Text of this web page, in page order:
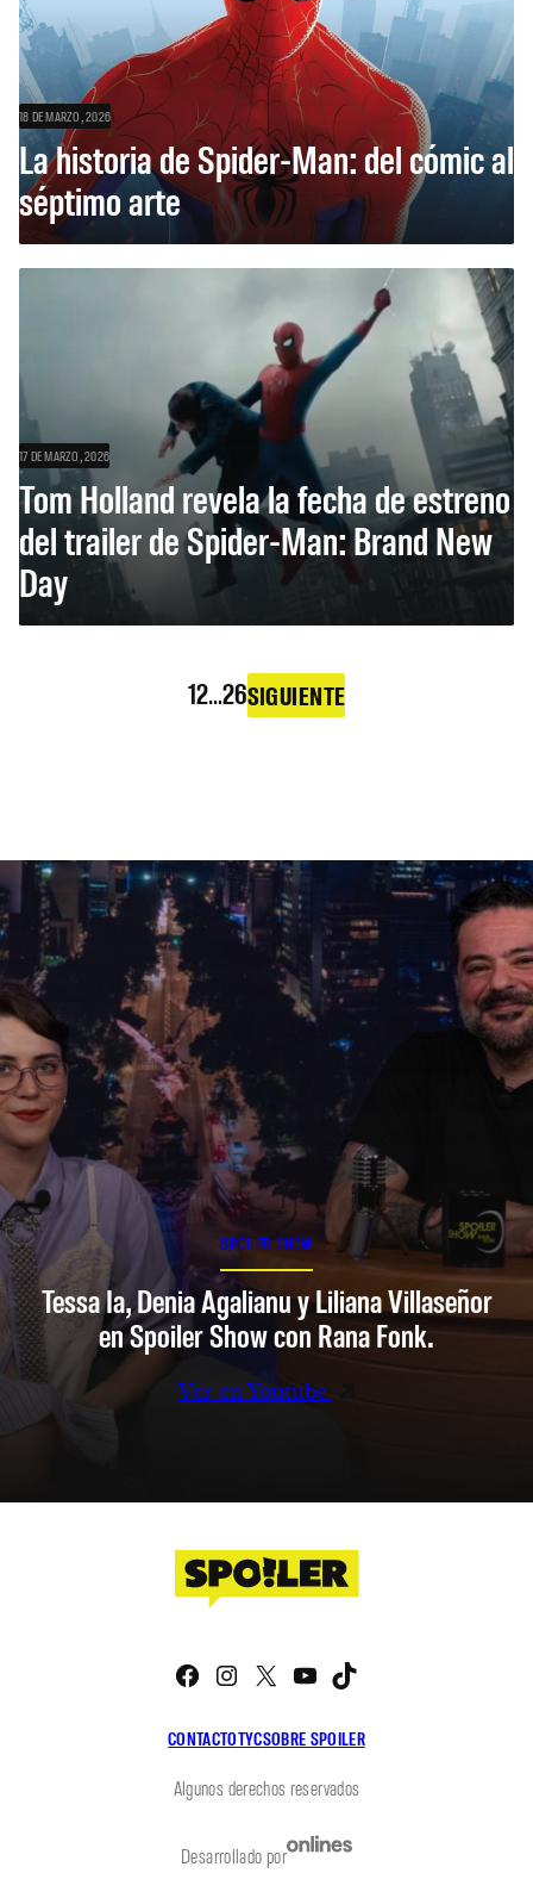
18 DE MARZO, 2026
La historia de Spider-Man: del cómic al
séptimo arte
17 DE MARZO, 2026
Tom Holland revela la fecha de estreno
del trailer de Spider-Man: Brand New
Day
12…26SIGUIENTE
SPOILER SHOW
Tessa Ia, Denia Agalianu y Liliana Villaseñor
en Spoiler Show con Rana Fonk.
Ver en Youtube
CONTACTOTYCSOBRE SPOILER
Facebook
Instagram
X YouTube
Algunos derechos reservados
Desarrollado por